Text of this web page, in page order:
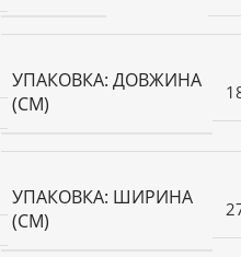
УПАКОВКА: ДОВЖИНА
(СМ)
УПАКОВКА: ШИРИНА
(СМ)